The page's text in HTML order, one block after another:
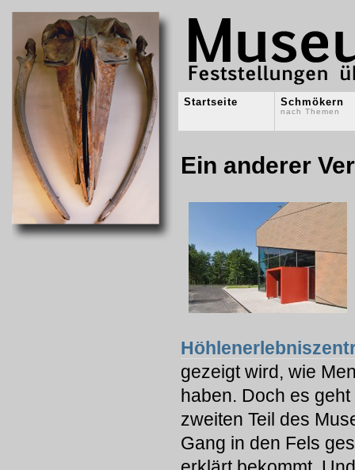
Startseite Schmökern
nach Themen
Ein anderer
gezeigt wird, wie
haben. Doch es
zweiten Teil des
Gang in den Fels